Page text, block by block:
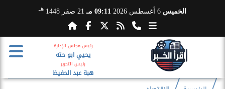
الخميس 09:11 مـ 21 صفر 1448 هـ
رئيس مجلس الإدارة
يحيي ابو حته
رئيس التحرير
هبة عبد الحفيظ